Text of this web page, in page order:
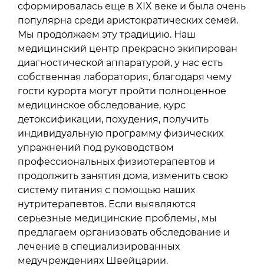
сформировалась еще в XIX веке и была очень
популярна среди аристократических семей.
Мы продолжаем эту традицию. Наш
медицинский центр прекрасно экипирован
диагностической аппаратурой, у нас есть
собственная лаборатория, благодаря чему
гости курорта могут пройти полноценное
медицинское обследование, курс
детоксификации, похудения, получить
индивидуальную программу физических
упражнений под руководством
профессиональных физиотерапевтов и
продолжить занятия дома, изменить свою
систему питания с помощью наших
нутритерапевтов. Если выявляются
серьезные медицинские проблемы, мы
предлагаем организовать обследование и
лечение в специализированных
медучреждениях Швейцарии.